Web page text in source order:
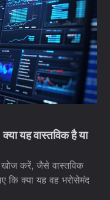
यह वास्तविक है या
करें, जैसे वास्तविक
क्या यह वह भरोसेमंद